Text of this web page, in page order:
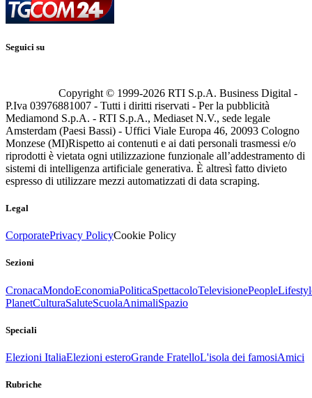
Seguici su
Copyright © 1999-2026 RTI S.p.A. Business Digital -
P.Iva 03976881007 - Tutti i diritti riservati - Per la pubblicità
Mediamond S.p.A. - RTI S.p.A., Mediaset N.V., sede legale
Amsterdam (Paesi Bassi) - Uffici Viale Europa 46, 20093 Cologno
Monzese (MI)Rispetto ai contenuti e ai dati personali trasmessi e/o
riprodotti è vietata ogni utilizzazione funzionale all’addestramento di
sistemi di intelligenza artificiale generativa. È altresì fatto divieto
espresso di utilizzare mezzi automatizzati di data scraping.
Legal
CorporatePrivacy PolicyCookie Policy
Sezioni
CronacaMondoEconomiaPoliticaSpettacoloTelevisionePeople
PlanetCulturaSaluteScuolaAnimaliSpazio
Speciali
Elezioni ItaliaElezioni esteroGrande FratelloL'isola dei famosiAmici
Rubriche